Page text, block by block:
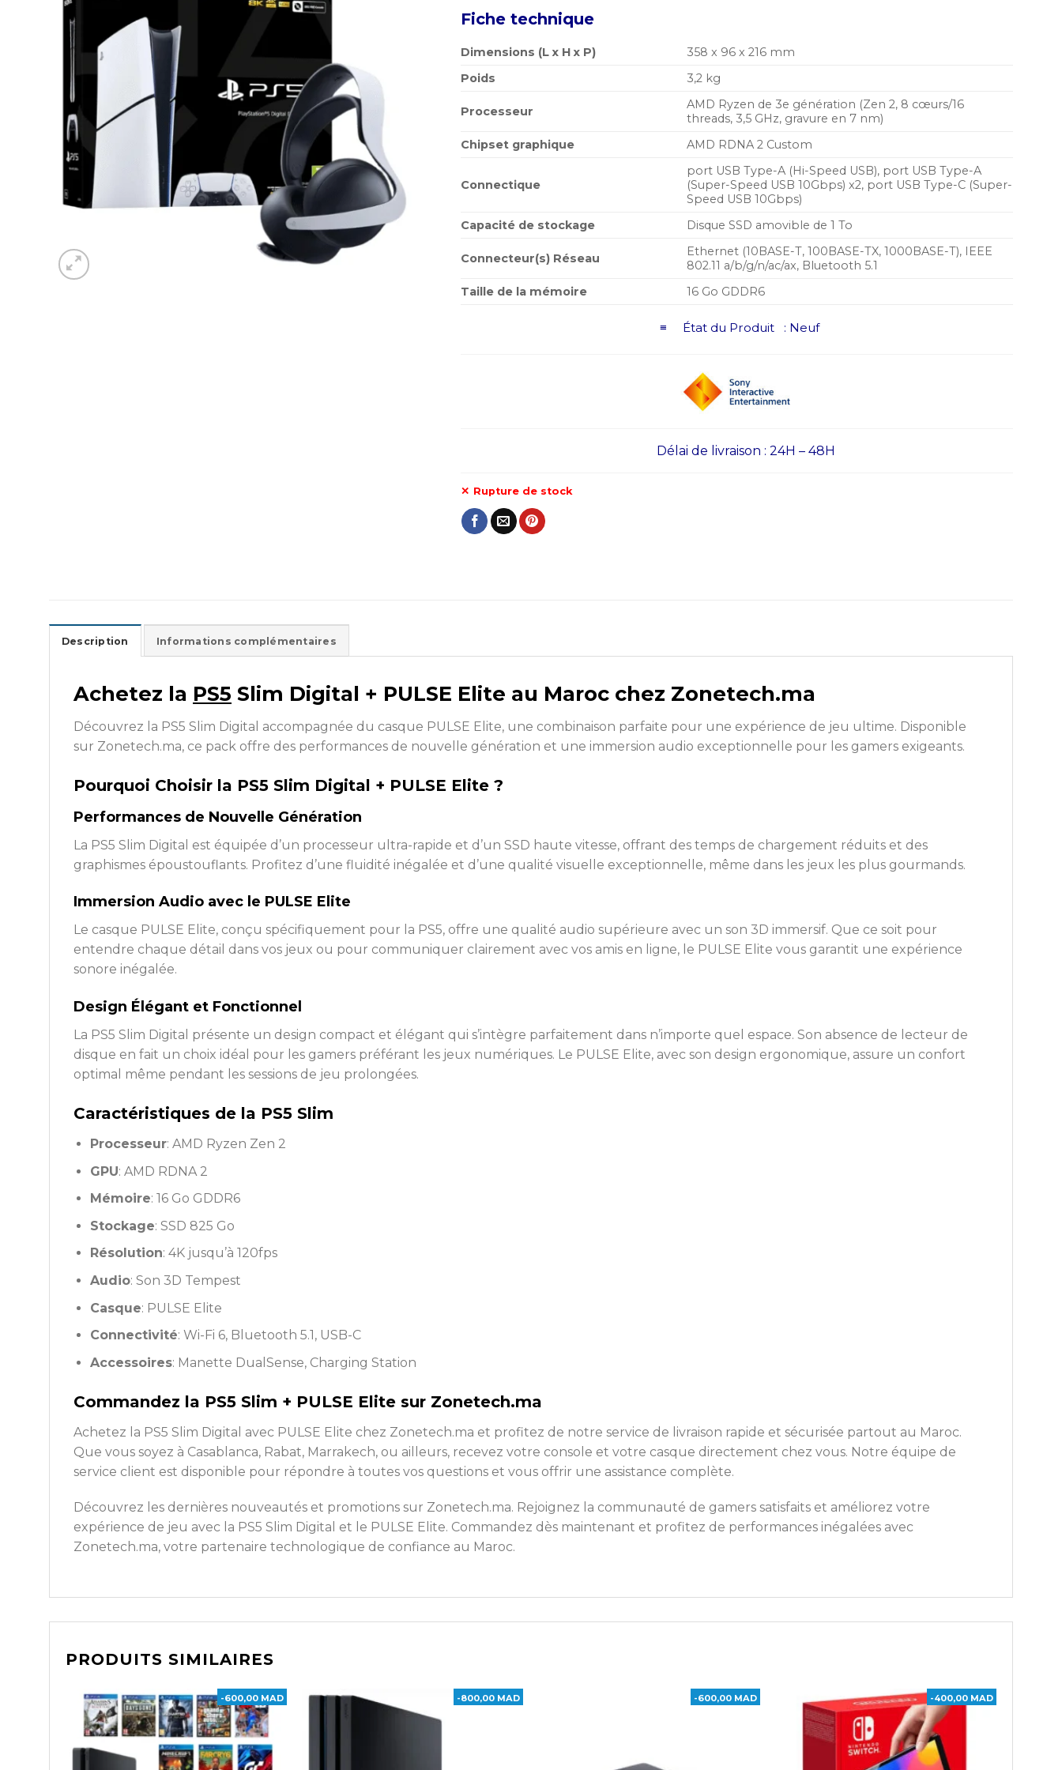
était :
7.999,00 MAD.7.599,00 MAD.
Fiche technique
Dimensions (L x H x P)
358 x 96 x 216 mm
Poids
3,2 kg
Processeur
AMD Ryzen de 3e génération (Zen 2, 8 cœurs/16
threads, 3,5 GHz, gravure en 7 nm)
Chipset graphique
AMD RDNA 2 Custom
Connectique
port USB Type-A (Hi-Speed USB), port USB Type-A
(Super-Speed USB 10Gbps) x2, port USB Type-C (Super-
Speed USB 10Gbps)
Capacité de stockage
Disque SSD amovible de 1 To
Connecteur(s) Réseau
Ethernet (10BASE-T, 100BASE-TX, 1000BASE-T), IEEE
802.11 a/b/g/n/ac/ax, Bluetooth 5.1
Taille de la mémoire
16 Go GDDR6
≡ État du Produit : Neuf
Délai de livraison : 24H – 48H
Rupture de stock
Description Informations complémentaires
Achetez la PS5 Slim Digital + PULSE Elite au Maroc chez Zonetech.ma
Découvrez la PS5 Slim Digital accompagnée du casque PULSE Elite, une combinaison parfaite pour une expérience de jeu ultime. Disponible
sur Zonetech.ma, ce pack offre des performances de nouvelle génération et une immersion audio exceptionnelle pour les gamers exigeants.
Pourquoi Choisir la PS5 Slim Digital + PULSE Elite ?
Performances de Nouvelle Génération
La PS5 Slim Digital est équipée d’un processeur ultra-rapide et d’un SSD haute vitesse, offrant des temps de chargement réduits et des
graphismes époustouflants. Profitez d’une fluidité inégalée et d’une qualité visuelle exceptionnelle, même dans les jeux les plus gourmands.
Immersion Audio avec le PULSE Elite
Le casque PULSE Elite, conçu spécifiquement pour la PS5, offre une qualité audio supérieure avec un son 3D immersif. Que ce soit pour
entendre chaque détail dans vos jeux ou pour communiquer clairement avec vos amis en ligne, le PULSE Elite vous garantit une expérience
sonore inégalée.
Design Élégant et Fonctionnel
La PS5 Slim Digital présente un design compact et élégant qui s’intègre parfaitement dans n’importe quel espace. Son absence de lecteur de
disque en fait un choix idéal pour les gamers préférant les jeux numériques. Le PULSE Elite, avec son design ergonomique, assure un confort
optimal même pendant les sessions de jeu prolongées.
Caractéristiques de la PS5 Slim
Processeur: AMD Ryzen Zen 2
GPU: AMD RDNA 2
Mémoire: 16 Go GDDR6
Stockage: SSD 825 Go
Résolution: 4K jusqu’à 120fps
Audio: Son 3D Tempest
Casque: PULSE Elite
Connectivité: Wi-Fi 6, Bluetooth 5.1, USB-C
Accessoires: Manette DualSense, Charging Station
Commandez la PS5 Slim + PULSE Elite sur Zonetech.ma
Achetez la PS5 Slim Digital avec PULSE Elite chez Zonetech.ma et profitez de notre service de livraison rapide et sécurisée partout au Maroc.
Que vous soyez à Casablanca, Rabat, Marrakech, ou ailleurs, recevez votre console et votre casque directement chez vous. Notre équipe de
service client est disponible pour répondre à toutes vos questions et vous offrir une assistance complète.
Découvrez les dernières nouveautés et promotions sur Zonetech.ma. Rejoignez la communauté de gamers satisfaits et améliorez votre
expérience de jeu avec la PS5 Slim Digital et le PULSE Elite. Commandez dès maintenant et profitez de performances inégalées avec
Zonetech.ma, votre partenaire technologique de confiance au Maroc.
PRODUITS SIMILAIRES
-600,00 MAD -800,00 MAD -600,00 MAD -400,00 MAD